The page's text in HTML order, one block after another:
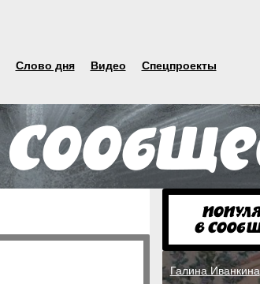
Слово дня Видео Спецпроекты
Галина Иванкина